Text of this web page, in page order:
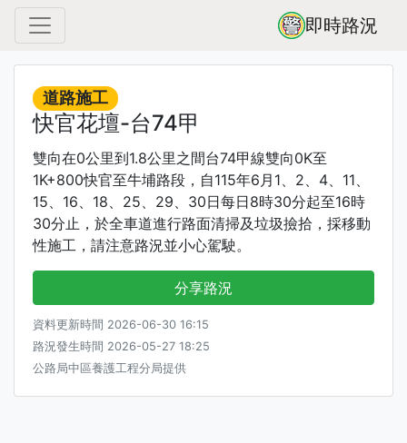
即時路況
道路施工
快官花壇-台74甲
雙向在0公里到1.8公里之間台74甲線雙向0K至
1K+800快官至牛埔路段，自115年6月1、2、4、11、
15、16、18、25、29、30日每日8時30分起至16時
30分止，於全車道進行路面清掃及垃圾撿拾，採移動
性施工，請注意路況並小心駕駛。
分享路況
資料更新時間 2026-06-30 16:15
路況發生時間 2026-05-27 18:25
公路局中區養護工程分局提供